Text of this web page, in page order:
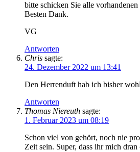
bitte schicken Sie alle
Besten Dank.
VG
Antworten
Chris sagte:
24. Dezember 2022 um 13:41
Den Herrenduft hab ich bisher
Antworten
Thomas Niereuth sagte:
1. Februar 2023 um 08:19
Schon viel von gehört, noch nie
Zeit sein. Super, dass ihr mich